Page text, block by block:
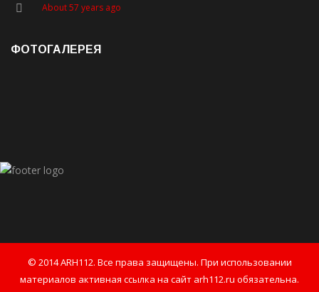
About 57 years ago
ФОТОГАЛЕРЕЯ
© 2014 ARH112. Все права защищены. При использовании
материалов активная ссылка на сайт arh112.ru обязательна.